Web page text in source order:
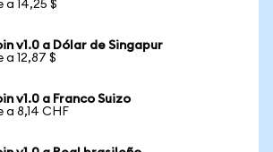
a 14,25 $
v1.0 a Dólar de Singapur
a 12,87 $
v1.0 a Franco Suizo
a 8,14 CHF